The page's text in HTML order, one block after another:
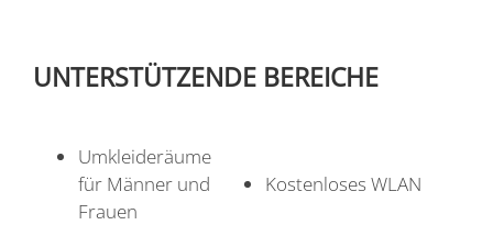
UNTERSTÜTZENDE BEREICHE
Umkleideräume
für Männer und
Frauen
Kostenloses WLAN